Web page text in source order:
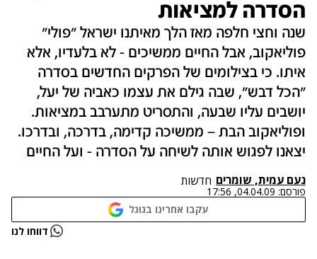
הסדרה למציאות
שנה וחצי חלפה מאז הלך מאיתנו ישראל "פולי"
פוליאקוב, אבל החיים ממשיכים - לא בלעדיו, אלא
איתו. כי בצילומים של הפרקים החדשים בסדרה
"הכל דבש", שבה גילם את עצמו כאביה של יעל,
יושבים עליו שבעה, והתסריט מתערבב במציאות.
ופוליאקוב הבת – ממשיכה קדימה, בדרכה, ובדרכו.
יצאנו לפגוש אותה לשיחה על הסדרה - ועל החיים
נעם עמית, שומרים חדשות
פורסם: 04.04.09, 17:56
עקבו אחרינו בגוגל
נתקלנו בבעיה דווחו לנו